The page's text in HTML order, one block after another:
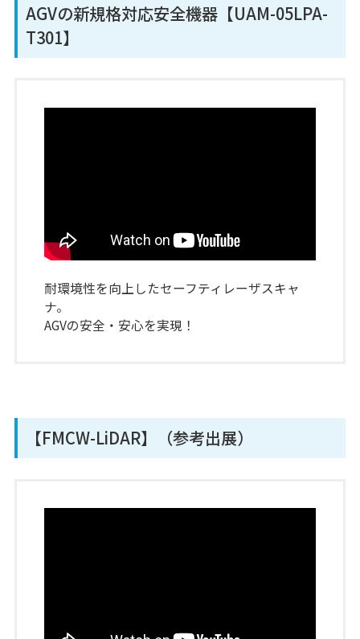
AGVの新規格対応安全機器【UAM-05LPA-
T301】
耐環境性を向上したセーフティレーザスキャ
ナ。
AGVの安全・安心を実現！
【FMCW-LiDAR】（参考出展）